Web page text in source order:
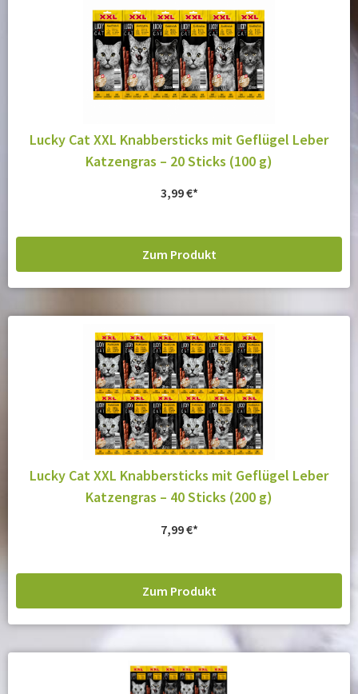
Lucky Cat XXL Knabbersticks mit Geflügel Leber
Katzengras – 20 Sticks (100 g)
3,99€
Zum Produkt
Lucky Cat XXL Knabbersticks mit Geflügel Leber
Katzengras – 40 Sticks (200 g)
7,99€
Zum Produkt